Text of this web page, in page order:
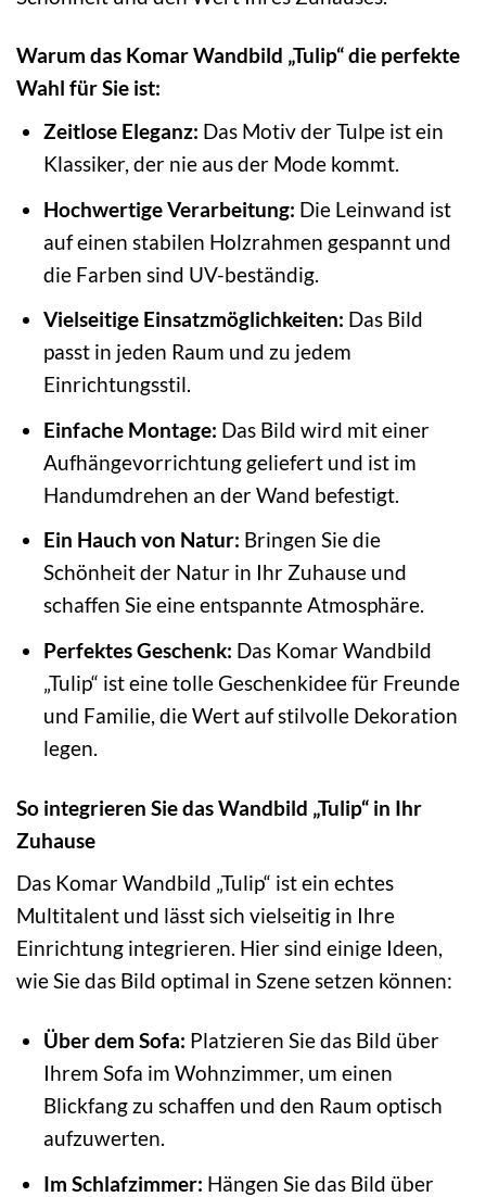
Warum das Komar Wandbild „Tulip“ die perfekte
Wahl für Sie ist:
Zeitlose Eleganz: Das Motiv der Tulpe ist ein
Klassiker, der nie aus der Mode kommt.
Hochwertige Verarbeitung: Die Leinwand ist
auf einen stabilen Holzrahmen gespannt und
die Farben sind UV-beständig.
Vielseitige Einsatzmöglichkeiten: Das Bild
passt in jeden Raum und zu jedem
Einrichtungsstil.
Einfache Montage: Das Bild wird mit einer
Aufhängevorrichtung geliefert und ist im
Handumdrehen an der Wand befestigt.
Ein Hauch von Natur: Bringen Sie die
Schönheit der Natur in Ihr Zuhause und
schaffen Sie eine entspannte Atmosphäre.
Perfektes Geschenk: Das Komar Wandbild
„Tulip“ ist eine tolle Geschenkidee für Freunde
und Familie, die Wert auf stilvolle Dekoration
legen.
So integrieren Sie das Wandbild „Tulip“ in Ihr
Zuhause
Das Komar Wandbild „Tulip“ ist ein echtes
Multitalent und lässt sich vielseitig in Ihre
Einrichtung integrieren. Hier sind einige Ideen,
wie Sie das Bild optimal in Szene setzen können:
Über dem Sofa: Platzieren Sie das Bild über
Ihrem Sofa im Wohnzimmer, um einen
Blickfang zu schaffen und den Raum optisch
aufzuwerten.
Im Schlafzimmer: Hängen Sie das Bild über